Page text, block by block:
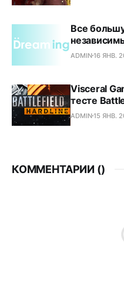
Все
ADMIN16 ЯНВ.
Visceral
тесте
ADMIN15 ЯНВ.
КОММЕНТАРИИ ()